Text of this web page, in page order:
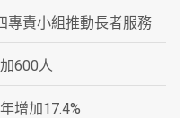
專責小組推動長者服務
600人
增加17.4%